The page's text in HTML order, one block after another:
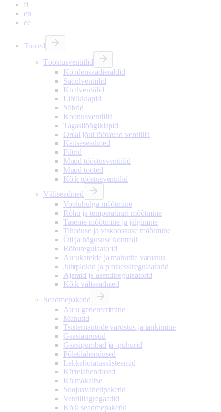
fi
en
ee
Tooted
Tööstusventiilid
Kondensaadieraldid
Sadulventiilid
Kuulventiilid
Liblikklapid
Siibrid
Koonusventiilid
Tagasilöögiklapid
Omal jõul töötavad ventiilid
Kaitseseadmed
Filtrid
Muud tööstusventiilid
Muud tooted
Kõik tööstusventiilid
Väliseadmed
Vooluhulga mõõtmine
Rõhu ja temperatuuri mõõtmine
Taseme mõõtmine ja jälgimine
Tiheduse ja viskoossuse mõõtmine
Õli ja hägususe kontroll
Rõhuregulaatorid
Aurukatelde ja mahutite varustus
Juhtplokid ja protsessiregulaatorid
Ajamid ja asendiregulaatorid
Kõik väliseadmed
Seadmepaketid
Auru genereerimine
Mahutid
Tsisternautode varustus ja tankimine
Gaasiaurustid
Gaasipumbad ja -puhurid
Põletilahendused
Lekkehoiatussüsteemid
Küttelahendused
Külmakaitse
Soojusvahetipaketid
Ventiiliagregaadid
Kõik seadmepaketid